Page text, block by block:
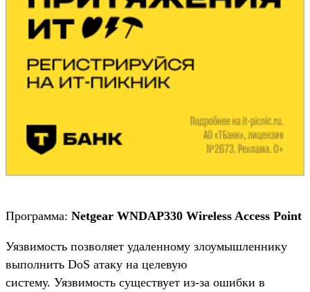
Программа: Netgear WNDAP330 Wireless Access Point
Уязвимость позволяет удаленному злоумышленнику
выполнить DoS атаку на целевую
систему. Уязвимость существует из-за ошибки в